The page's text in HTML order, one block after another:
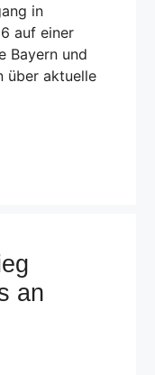
in
auf einer
Bayern und
über aktuelle
an